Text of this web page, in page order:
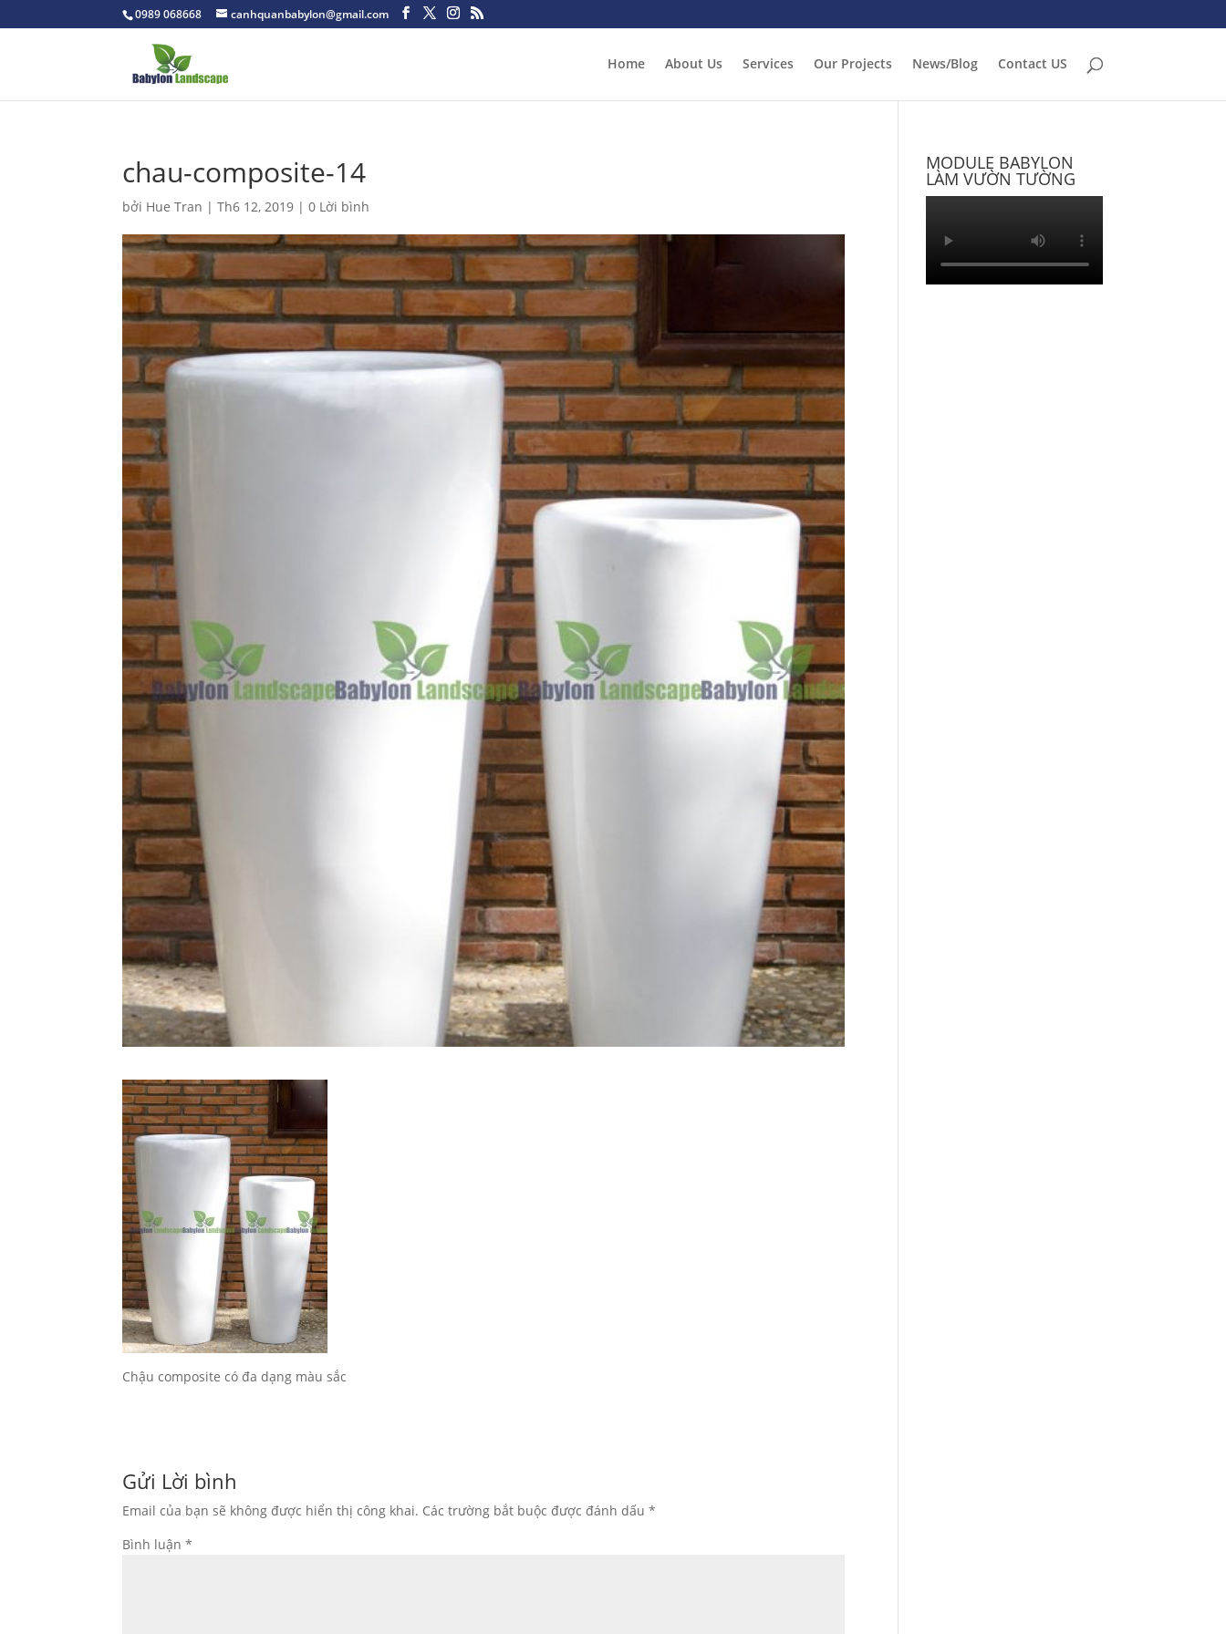
0989 068668 canhquanbabylon@gmail.com
Home About Us Services Our Projects News/Blog Contact US
chau-composite-14
bởi Hue Tran |Th6 12, 2019 |0 Lời bình
Chậu composite có đa dạng màu sắc
Gửi Lời bình
Email của bạn sẽ không được hiển thị công khai. Các trường bắt buộc được đánh dấu*
Bình luận*
MODULE BABYLON
LÀM VƯỜN TƯỜNG